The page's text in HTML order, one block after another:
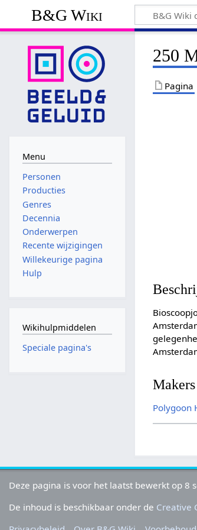
B&G Wiki
250
Pagina
Makers
Polygoon
Menu
Personen
Producties
Genres
Decennia
Onderwerpen
Recente wijzigingen
Willekeurige pagina
Hulp
Wikihulpmiddelen
Speciale pagina's
Deze pagina is voor het laatst bewerkt op 8
De inhoud is beschikbaar onder de Creative